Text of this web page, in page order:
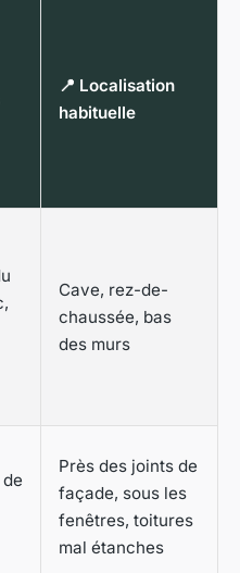
📍 Localisation
habituelle
Cave, rez-de-
chaussée, bas
des murs
Près des joints de
façade, sous les
fenêtres, toitures
mal étanches